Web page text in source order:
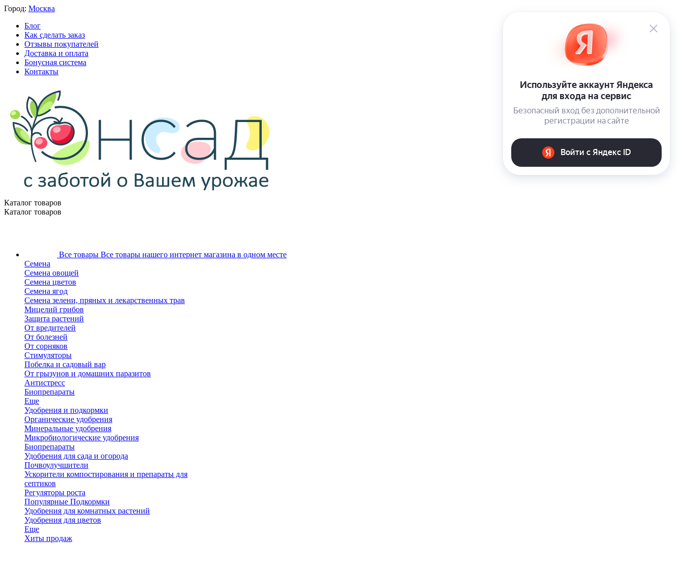
Город: Москва
Блог
Как сделать заказ
Отзывы покупателей
Доставка и оплата
Бонусная система
Контакты
Каталог товаров
Каталог товаров
Все товары Все товары нашего интернет магазина в одном месте
Семена
Семена овощей
Семена цветов
Семена ягод
Семена зелени, пряных и лекарственных трав
Мицелий грибов
Защита растений
От вредителей
От болезней
От сорняков
Стимуляторы
Побелка и садовый вар
От грызунов и домашних паразитов
Антистресс
Биопрепараты
Еще
Удобрения и подкормки
Органические удобрения
Минеральные удобрения
Микробиологические удобрения
Биопрепараты
Удобрения для сада и огорода
Почвоулучшители
Ускорители компостирования и препараты для
септиков
Регуляторы роста
Популярные Подкормки
Удобрения для комнатных растений
Удобрения для цветов
Еще
Хиты продаж